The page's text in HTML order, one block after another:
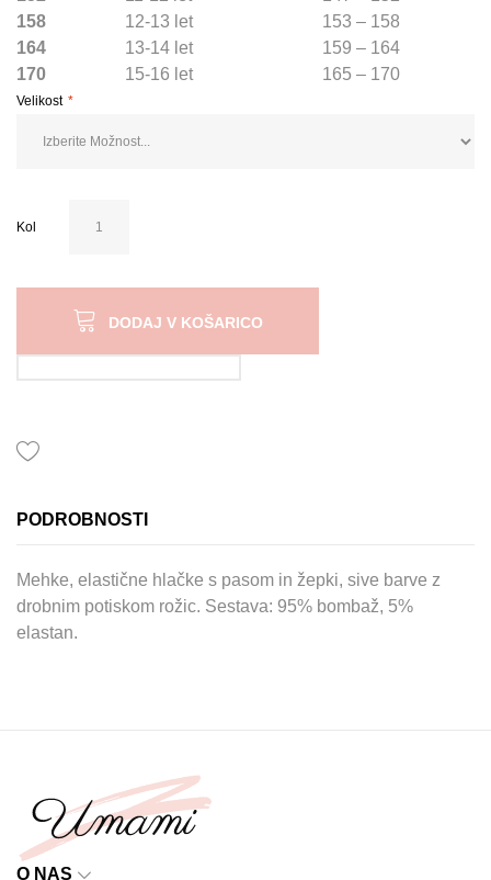
158
12-13 let
153 – 158
164
13-14 let
159 – 164
170
15-16 let 165 – 170
Velikost
Kol
DODAJ V KOŠARICO
PODROBNOSTI
Mehke, elastične hlačke s pasom in žepki, sive barve z
drobnim potiskom rožic. Sestava: 95% bombaž, 5%
elastan.
O NAS